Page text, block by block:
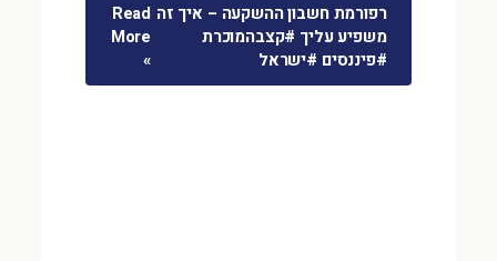
רפורמת חשבון ההשקעה – איך זה
משפיע עליך #קצבהמוכרת
#פיננסים #ישראל
Read
More
»